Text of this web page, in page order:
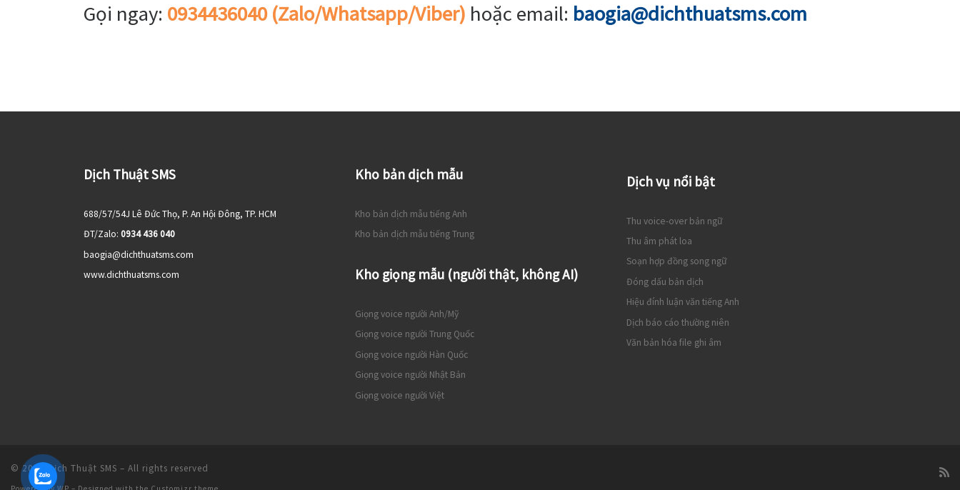
Gọi ngay: 0934436040 (Zalo/Whatsapp/Viber) hoặc email: baogia@dichthuatsms.com
Dịch Thuật SMS
688/57/54J Lê Đức Thọ, P. An Hội Đông, TP. HCM
ĐT/Zalo: 0934 436 040
baogia@dichthuatsms.com
www.dichthuatsms.com
Kho bản dịch mẫu
Kho bản dịch mẫu tiếng Anh
Kho bản dịch mẫu tiếng Trung
Kho giọng mẫu (người thật, không AI)
Giọng voice người Anh/Mỹ
Giọng voice người Trung Quốc
Giọng voice người Hàn Quốc
Giọng voice người Nhật Bản
Giọng voice người Việt
Dịch vụ nổi bật
Thu voice-over bản ngữ
Thu âm phát loa
Soạn hợp đồng song ngữ
Đóng dấu bản dịch
Hiệu đính luận văn tiếng Anh
Dịch báo cáo thường niên
Văn bản hóa file ghi âm
© 2026 Dịch Thuật SMS – All rights reserved